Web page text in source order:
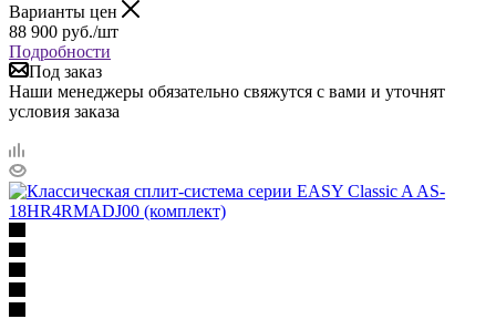
Варианты цен
88 900 руб./шт
Подробности
Под заказ
Наши менеджеры обязательно свяжутся с вами и уточнят
условия заказа